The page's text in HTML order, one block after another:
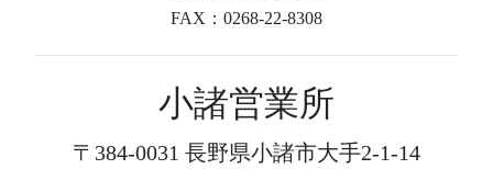
FAX：0268-22-8308
小諸営業所
〒384-0031 長野県小諸市大手2-1-14